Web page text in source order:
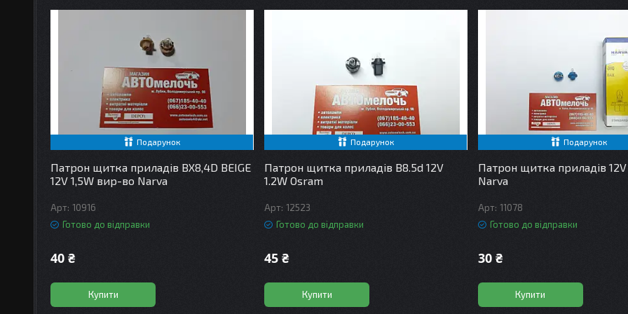
Подарунок
Патрон щитка приладів BX8,4D BEIGE
12V 1,5W вир-во Narva
10916
Готово до відправки
40 ₴
Купити
Подарунок
Патрон щитка приладів B8.5d 12V
1.2W Osram
12523
Готово до відправки
45 ₴
Купити
Подарунок
Патрон щитка приладів 12V
Narva
11078
Готово до відправки
30 ₴
Купити